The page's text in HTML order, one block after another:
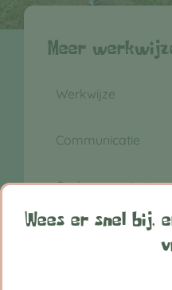
Meer
Werkwijze
Communicatie
Oudercommissie
Klachtenregeling
Wees er snel bij,